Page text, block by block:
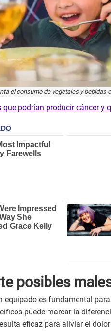
el consumo de vegetales y bebidas
podrían producir cáncer y
posibles
equipado es fundamental
puede marcar la
eficaz para aliviar el